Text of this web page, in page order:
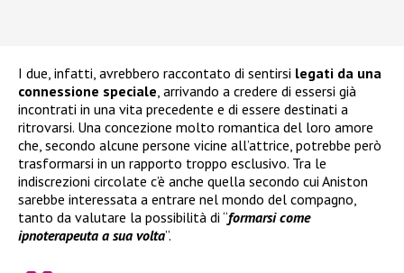
I due, infatti, avrebbero raccontato di sentirsi legati da una
connessione speciale , arrivando a credere di essersi già
incontrati in una vita precedente e di essere destinati a
ritrovarsi. Una concezione molto romantica del loro amore
che, secondo alcune persone vicine all’attrice, potrebbe però
trasformarsi in un rapporto troppo esclusivo. Tra le
indiscrezioni circolate c’è anche quella secondo cui Aniston
sarebbe interessata a entrare nel mondo del compagno,
tanto da valutare la possibilità di “formarsi come
ipnoterapeuta a sua volta”.